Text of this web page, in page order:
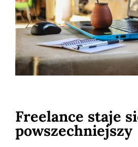
Freelance staje
powszechniejszy